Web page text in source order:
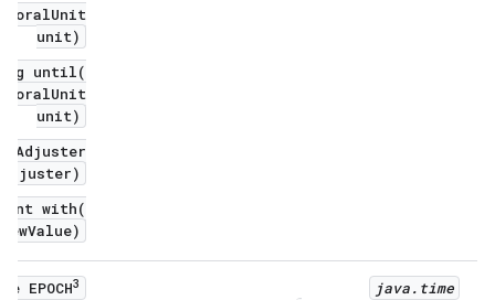
unit)
until(
unit)
adjuster)
with(
java. time
3